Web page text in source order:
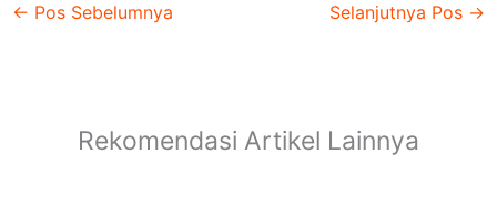
← Pos Sebelumnya Selanjutnya Pos →
Rekomendasi Artikel Lainnya